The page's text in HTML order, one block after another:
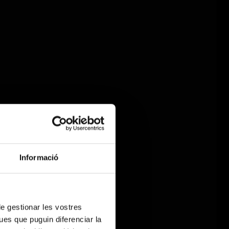
Informació
gestionar les vostres
que puguin diferenciar la